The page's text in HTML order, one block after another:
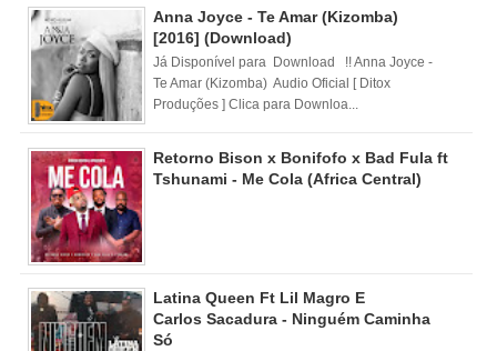
Anna Joyce - Te Amar (Kizomba)
[2016] (Download)
Já Disponível para Download !! Anna Joyce -
Te Amar (Kizomba) Audio Oficial [ Ditox
Produções ] Clica para Downloa...
Retorno Bison x Bonifofo x Bad Fula ft
Tshunami - Me Cola (Africa Central)
Latina Queen Ft Lil Magro E
Carlos Sacadura - Ninguém Caminha
Só